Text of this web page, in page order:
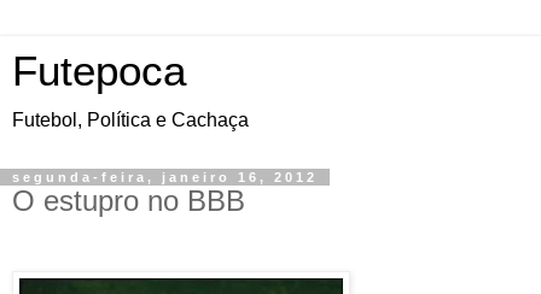
Futepoca
Futebol, Política e Cachaça
segunda-feira, janeiro 16, 2012
O estupro no BBB